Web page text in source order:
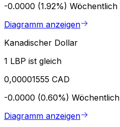
-0.0000 (1.92%) Wöchentlich
Diagramm anzeigen
Kanadischer Dollar
1 LBP ist gleich
0,00001555 CAD
-0.0000 (0.60%) Wöchentlich
Diagramm anzeigen